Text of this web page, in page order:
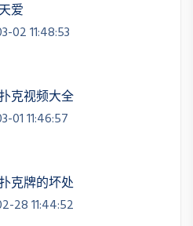
爱
02 11:48:53
克视频大全
01 11:46:57
克牌的坏处
28 11:44:52